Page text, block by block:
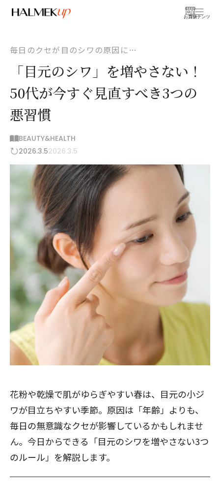
お買物
コンテンツ
毎日のクセが目のシワの原因に…
「目元のシワ」を増やさない！
50代が今すぐ見直すべき3つの
悪習慣
BEAUTY&HEALTH
2026.3.52026.3.5
花粉や乾燥で肌がゆらぎやすい春は、目元の小ジ
ワが目立ちやすい季節。原因は「年齢」よりも、
毎日の無意識なクセが影響しているかもしれませ
ん。今日からできる「目元のシワを増やさない3つ
のルール」を解説します。